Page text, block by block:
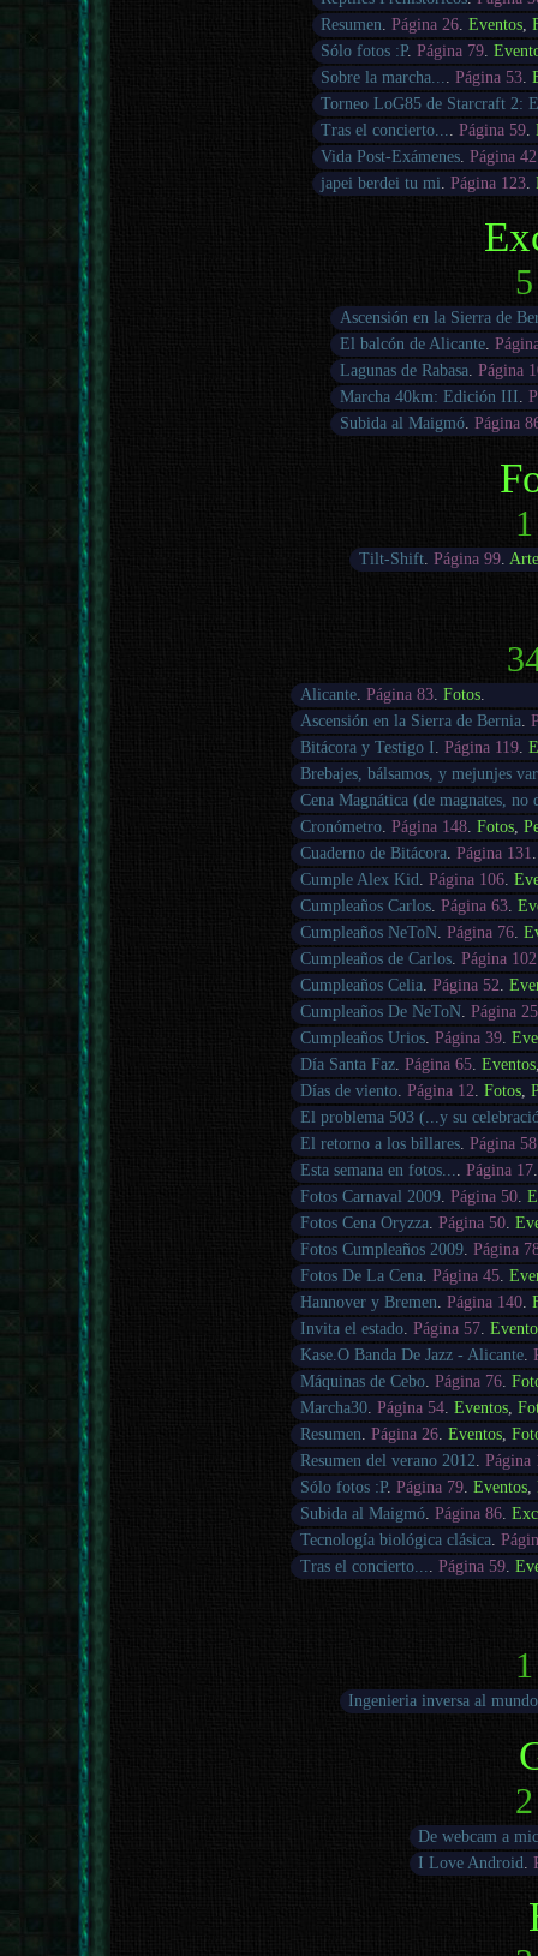
Resumen .Página 26 .Eventos ,
Sólo fotos :P.Página 79 .
Sobre la marcha...
.Página 53 .
Torneo LoG85 de Starcraft 2:
Tras el concierto...
.Página 59 .
Vida Post-Exámenes .Página 42
japei berdei tu mi .Página 123 .
Ascensión en la Sierra de
El balcón de Alicante.
Lagunas de Rabasa. Página
Marcha 40km: Edición III.
Subida al Maigmó. Página
Tilt-Shift. Página 99. Arte
Alicante. Página 83. Fotos.
Ascensión en la Sierra de Bernia
Bitácora y Testigo I Página 119.
Brebajes, bálsamos, y mejunjes
Cena Magnática (de magnates, no
Cronómetro. Página 148. Fotos,
Cuaderno de Bitácora Página 131
Cumple Alex Kid Página 106.
Cumpleaños Carlos. Página 63.
Cumpleaños NeToN. Página 76.
Cumpleaños de Carlos. Página 102
Cumpleaños Celia Página 52
Cumpleaños De NeToN. Página 25
Cumpleaños Urios. Página 39.
Día Santa Faz. Página 65. Eventos
Días de viento. Página 12 Fotos,
El problema 503 (...y su
El retorno a los billares. Página 58
Esta semana en fotos...
Página 17
Fotos Carnaval 2009. Página 50.
Fotos Cena Oryzza Página 50.
Fotos Cumpleaños 2009. Página
Fotos De La Cena Página 45.
Hannover y Bremen Página 140.
Invita el estado. Página 57.
Kase.O Banda De Jazz - Alicante.
Máquinas de Cebo. Página 76.
Marcha30. Página 54. Eventos,
Resumen Página 26. Eventos,
Resumen del verano 2012 Página
Sólo fotos :P. Página 79. Eventos,
Subida al Maigmó. Página 86.
Tecnología biológica clásica
Tras el concierto...
Página 59.
Ingenieria inversa al
De webcam a
I Love Android
.